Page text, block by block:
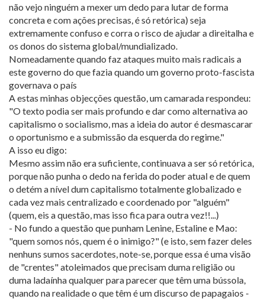
não vejo ninguém a mexer um dedo para lutar de forma
concreta e com ações precisas, é só retórica) seja
extremamente confuso e corra o risco de ajudar a direitalha e
os donos do sistema global/mundializado.
Nomeadamente quando faz ataques muito mais radicais a
este governo do que fazia quando um governo proto-fascista
governava o país
A estas minhas objecções questão, um camarada respondeu:
"O texto podia ser mais profundo e dar como alternativa ao
capitalismo o socialismo, mas a ideia do autor é desmascarar
o oportunismo e a submissão da esquerda do regime."
A isso eu digo:
Mesmo assim não era suficiente, continuava a ser só retórica,
porque não punha o dedo na ferida do poder atual e de quem
o detém a nível dum capitalismo totalmente globalizado e
cada vez mais centralizado e coordenado por "alguém"
(quem, eis a questão, mas isso fica para outra vez!!...)
- No fundo a questão que punham Lenine, Estaline e Mao:
"quem somos nós, quem é o inimigo?" (e isto, sem fazer deles
nenhuns sumos sacerdotes, note-se, porque essa é uma visão
de "crentes" atoleimados que precisam duma religião ou
duma ladaínha qualquer para parecer que têm uma bússola,
quando na realidade o que têm é um discurso de papagaios -